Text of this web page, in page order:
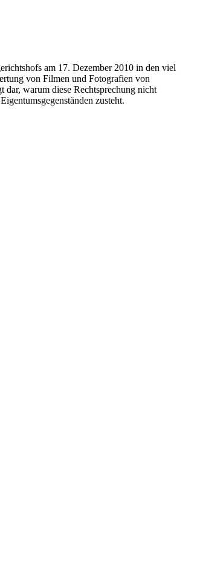
am 17. Dezember 2010 in den viel
von Filmen und Fotografien von
warum diese Rechtsprechung nicht
zusteht.